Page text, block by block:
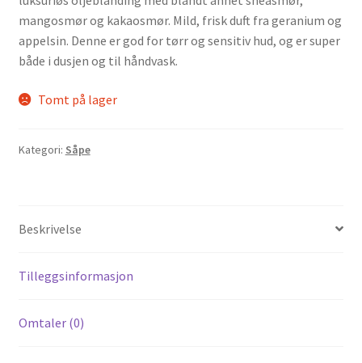
mangosmør og kakaosmør. Mild, frisk duft fra geranium og
appelsin. Denne er god for tørr og sensitiv hud, og er super
både i dusjen og til håndvask.
Tomt på lager
Kategori: Såpe
Beskrivelse
Tilleggsinformasjon
Omtaler (0)